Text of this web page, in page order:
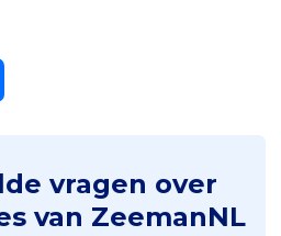
vragen over
van ZeemanNL